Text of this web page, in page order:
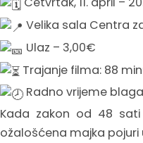
Velika sala Centra
Ulaz – 3,00€
Trajanje filma: 88
Radno vrijeme
Kada zakon od 48
ožalošćena majka